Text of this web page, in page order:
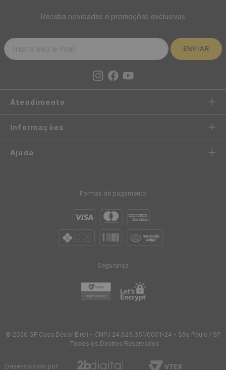
Receba novidades e promoções exclusivas
ENVIAR
Atendimento
Informações
Ajuda
Formas de pagamento
Segurança
© 2026 GF Casa Decor Eireli - CNPJ 24.629.351/0001-24 - São Paulo / SP
- Todos os Direitos Reservados.
Desenvolvido por